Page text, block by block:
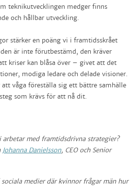
teknikutvecklingen medger finns
och hållbar utveckling.
stärker en poäng vi i framtidsskrået
är inte förutbestämd, den kräver
kriser kan blåsa över – givet att det
modiga ledare och delade visioner.
våga föreställa sig ett bättre samhälle
som krävs för att nå dit.
med framtidsdrivna strategier?
Johanna Danielsson, CEO och Senior
medier där kvinnor frågar män hur